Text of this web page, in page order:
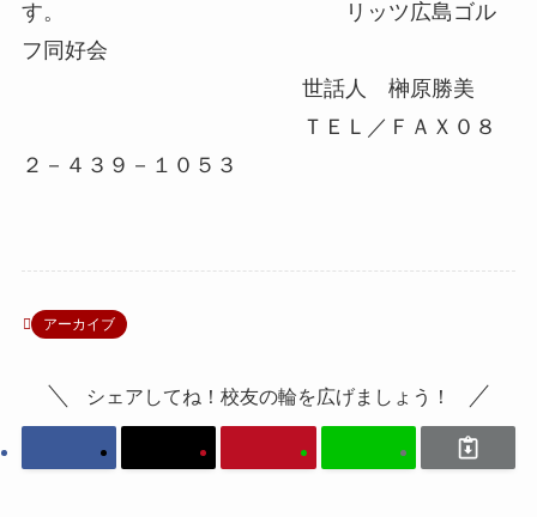
す。 リッツ広島ゴル
フ同好会
世話人 榊原勝美
ＴＥＬ／ＦＡＸ０８
２－４３９－１０５３
アーカイブ
シェアしてね！校友の輪を広げましょう！